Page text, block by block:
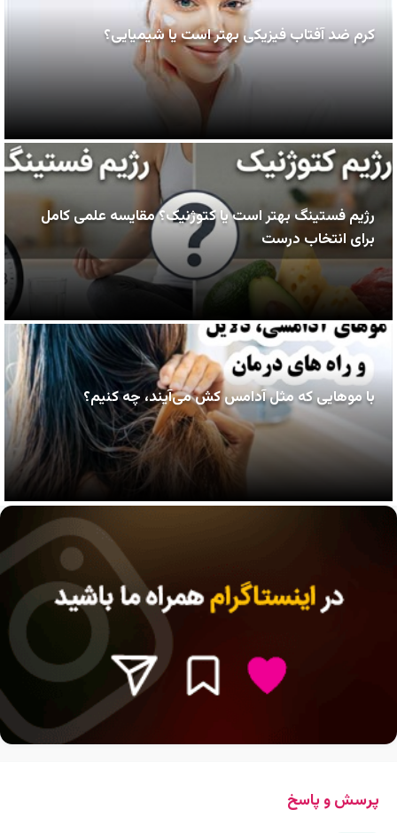
کرم ضد آفتاب فیزیکی بهتر است یا شیمیایی؟
رژیم فستینگ بهتر است یا کتوژنیک؟ مقایسه علمی کامل
برای انتخاب درست
با موهایی که مثل آدامس کش می‌آیند، چه کنیم؟
پرسش و پاسخ